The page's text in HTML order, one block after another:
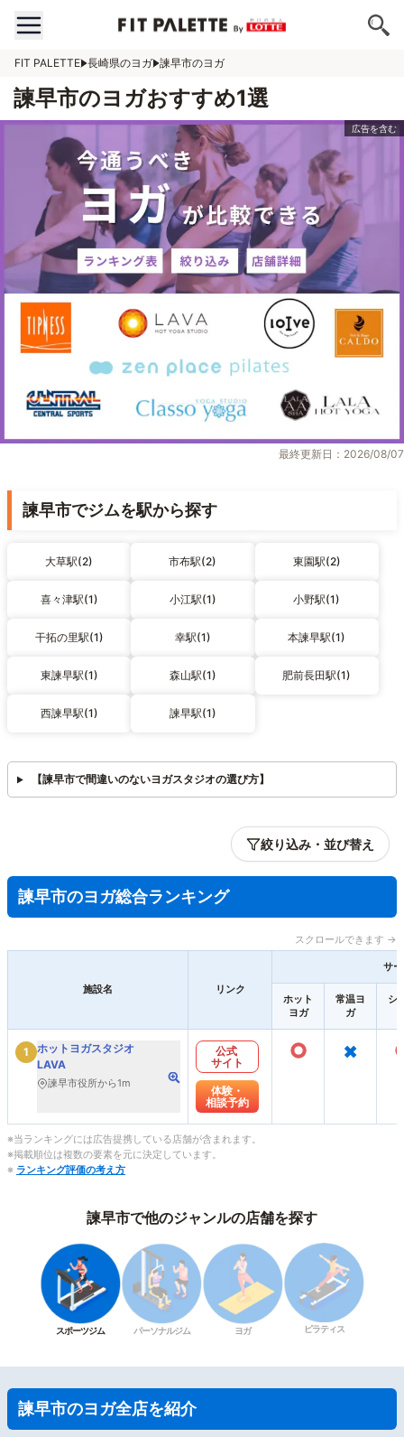
FIT PALETTE 長崎県のヨガ 諫早市のヨガ
諫早市のヨガおすすめ1選
最終更新日：2026/08/07
諫早市でジムを駅から探す
大草駅(2) 市布駅(2) 東園駅(2)
喜々津駅(1) 小江駅(1) 小野駅(1)
干拓の里駅(1) 幸駅(1) 本諫早駅(1)
東諫早駅(1) 森山駅(1) 肥前長田駅(1)
西諫早駅(1) 諫早駅(1)
【諫早市で間違いのないヨガスタジオの選び方】
絞り込み・並び替え
諫早市のヨガ総合ランキング
スクロールできます →
施設名 リンク
サ
ホット
ヨガ
常温ヨ
ガ
シ
1
ホットヨガスタジオ
LAVA
諫早市役所から1m
公式
サイト
体験・
相談予約
○ ×
※当ランキングには広告提携している店舗が含まれます。
※掲載順位は複数の要素を元に決定しています。
※ ランキング評価の考え方
諫早市で他のジャンルの店舗を探す
スポーツジム パーソナルジム ヨガ ピラティス
諫早市のヨガ全店を紹介